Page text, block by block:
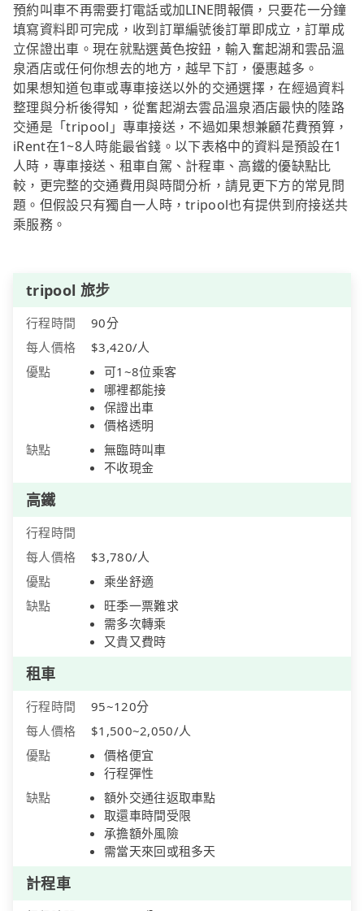
預約叫車不再需要打電話或加LINE問報價，只要花一分鐘
填寫資料即可完成，收到訂單編號後訂單即成立，訂單成
立保證出車。現在就點選黃色按鈕，輸入奮起湖和雲品溫
泉酒店或任何你想去的地方，越早下訂，優惠越多。
如果想知道包車或專車接送以外的交通選擇，在經過資料
整理與分析後得知，從奮起湖去雲品溫泉酒店最快的陸路
交通是「tripool」專車接送，不過如果想兼顧花費預算，
iRent在1~8人時能最省錢。以下表格中的資料是預設在1
人時，專車接送、租車自駕、計程車、高鐵的優缺點比
較，更完整的交通費用與時間分析，請見更下方的常見問
題。但假設只有獨自一人時，tripool也有提供到府接送共
乘服務。
tripool 旅步
行程時間
90分
每人價格
$3,420/人
優點
可1~8位乘客
哪裡都能接
保證出車
價格透明
缺點
無臨時叫車
不收現金
高鐵
行程時間
每人價格
$3,780/人
優點
乘坐舒適
缺點
旺季一票難求
需多次轉乘
又貴又費時
租車
行程時間
95~120分
每人價格
$1,500~2,050/人
優點
價格便宜
行程彈性
缺點
額外交通往返取車點
取還車時間受限
承擔額外風險
需當天來回或租多天
計程車